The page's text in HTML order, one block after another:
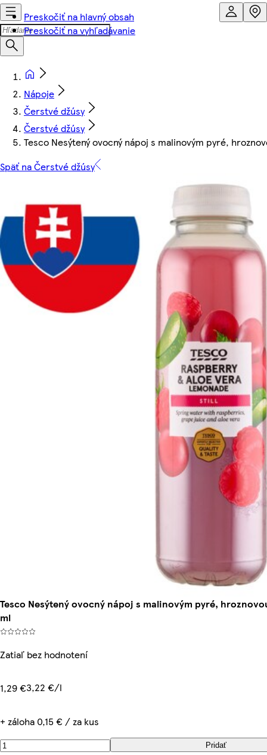
Preskočiť na hlavný obsah
Preskočiť na vyhľadávanie
Nápoje
Čerstvé džúsy
Čerstvé džúsy
Tesco Nesýtený ovocný nápoj s malinovým pyré,
Späť na Čerstvé džúsy
Tesco Nesýtený ovocný nápoj s malinovým pyré,
ml
Zatiaľ bez hodnotení
1,29 €3,22 €/l
+ záloha 0,15 € / za kus
Pridať